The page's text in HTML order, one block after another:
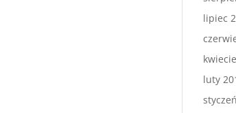
lipiec
luty